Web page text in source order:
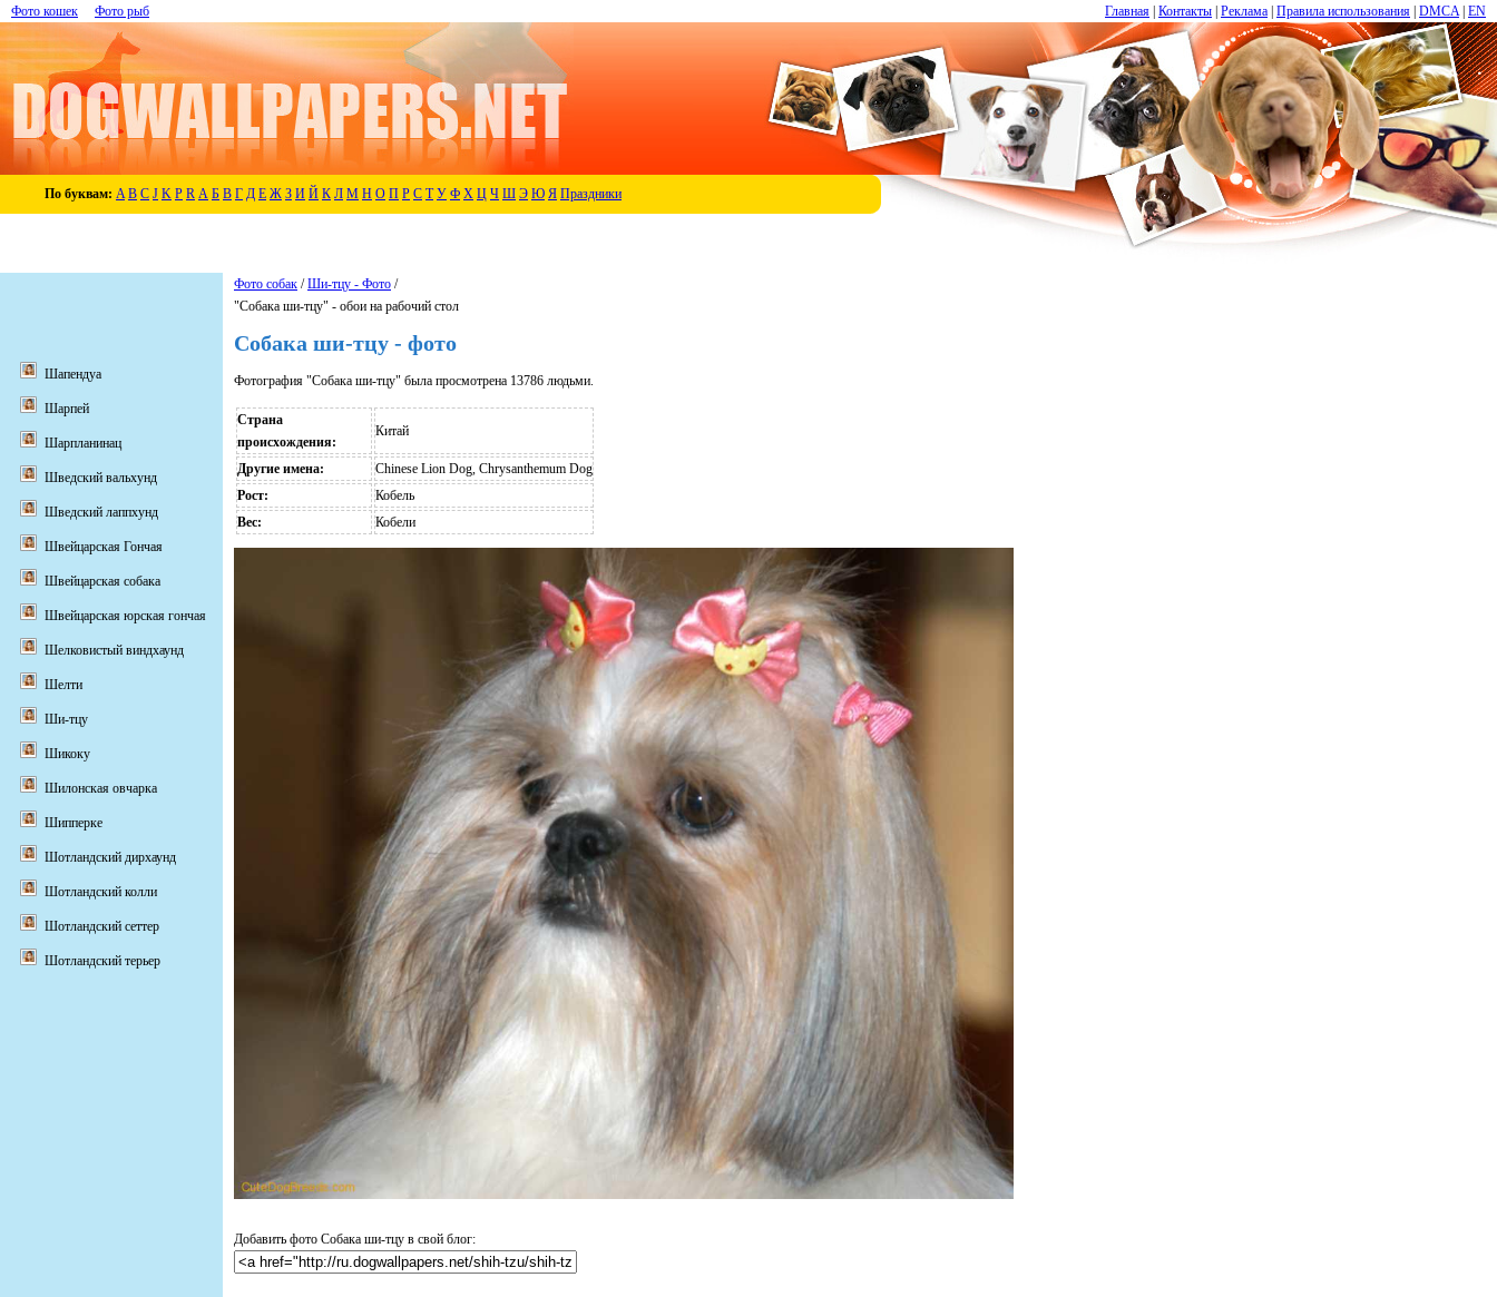
Главная Контакты Реклама Правила использования DMCA EN
Фото кошек Фото рыб
По буквам: A B C J K P R А Б В Г Д Е Ж З И Й К Л М Н О П Р С Т У Ф Х Ц Ч Ш Э Ю Я Праздники
Фото собак /Ши-тцу - Фото /
"Собака ши-тцу" - обои на рабочий стол
Собака ши-тцу - фото
Фотография "Собака ши-тцу" была просмотрена 13786 людьми.
Страна
происхождения:
Китай
Другие имена:
Chinese Lion Dog, Chrysanthemum Dog
Рост:
Кобель
Вес:
Кобели
Добавить фото Собака ши-тцу в свой блог:
Шапендуа
Шарпей
Шарпланинац
Шведский вальхунд
Шведский лаппхунд
Швейцарская Гончая
Швейцарская собака
Швейцарская юрская гончая
Шелковистый виндхаунд
Шелти
Ши-тцу
Шикоку
Шилонская овчарка
Шипперке
Шотландский дирхаунд
Шотландский колли
Шотландский сеттер
Шотландский терьер